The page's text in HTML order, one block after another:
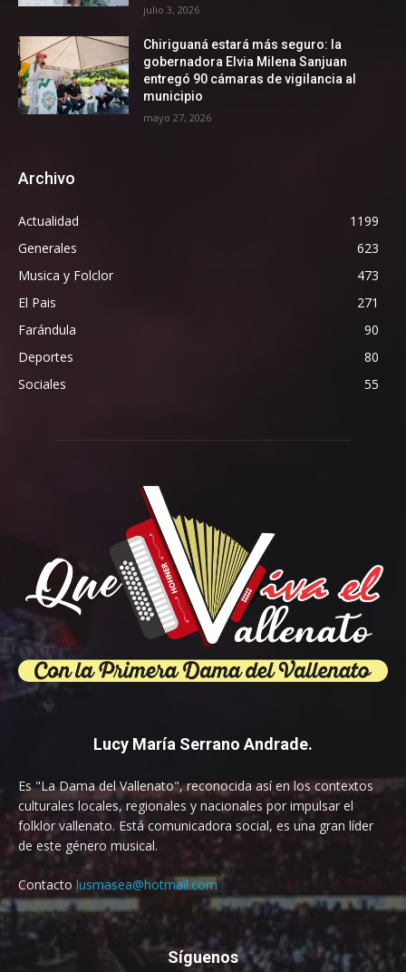
julio 3, 2026
Chiriguaná estará más seguro: la
gobernadora Elvia Milena Sanjuan
entregó 90 cámaras de vigilancia al
municipio
mayo 27, 2026
Archivo
Actualidad
1199
Generales
623
Musica y Folclor
473
El Pais
271
Farándula
90
Deportes
80
Sociales
55
Lucy María Serrano Andrade.
Es "La Dama del Vallenato", reconocida así en los contextos
culturales locales, regionales y nacionales por impulsar el
folklor vallenato. Está comunicadora social, es una gran líder
de este género musical.
Contacto lusmasea@hotmail.com
Síguenos